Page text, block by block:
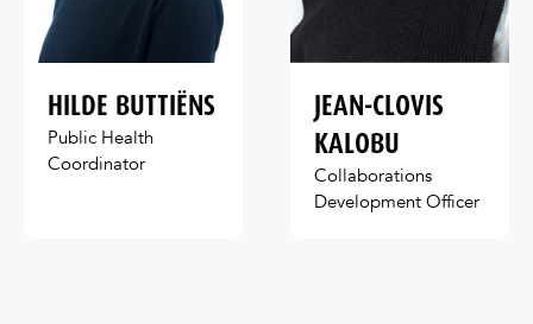
HILDE BUTTIËNS
Public Health
Coordinator
JEAN-CLOVIS
KALOBU
Collaborations
Development Officer